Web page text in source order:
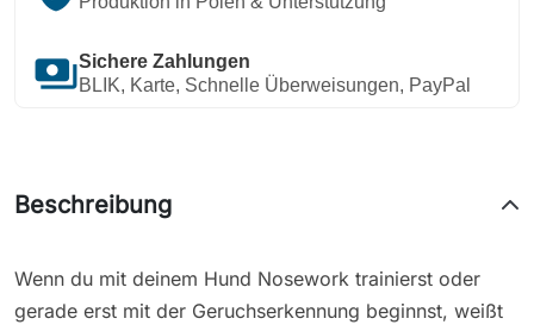
paymentsSichere Zahlungen
BLIK, Karte, Schnelle Überweisungen, PayPal
Beschreibung
Wenn du mit deinem Hund Nosework trainierst oder
gerade erst mit der Geruchserkennung beginnst, weißt